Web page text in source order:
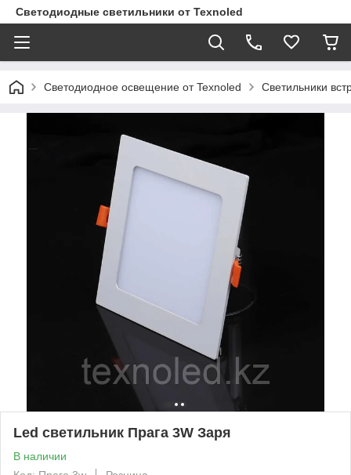
Светодиодные светильники от Texnoled
Светодиодное освещение от Texnoled Светильники
Led светильник Прага 3W Заря
В наличии